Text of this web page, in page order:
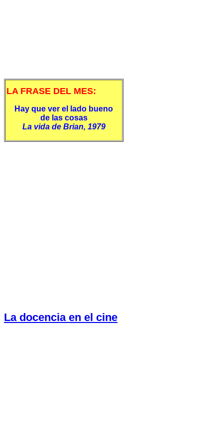
LA FRASE DEL MES:
Hay que ver el lado bueno
de las cosas
La vida de Brian, 1979
La docencia en el cine